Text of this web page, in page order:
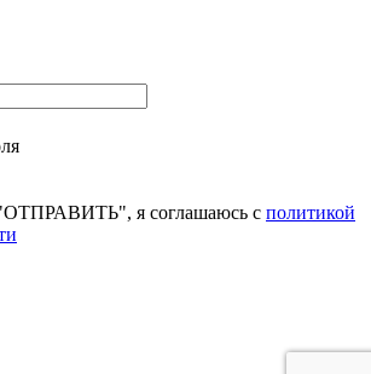
я соглашаюсь с политикой